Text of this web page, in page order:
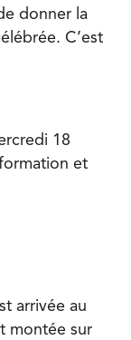
donner la
C’est
18
et
arrivée au
montée sur